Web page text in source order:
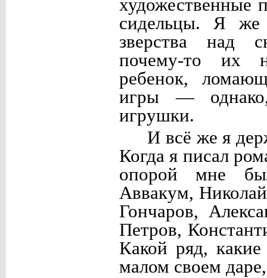
художественные
сидельцы. Я же
зверства над
почему-то их
ребенок,
игры — однако,
игрушки.
И всё же я
Когда я писал
опорой мне
Аввакум,
Гончаров,
Петров,
Какой ряд,
малом своем